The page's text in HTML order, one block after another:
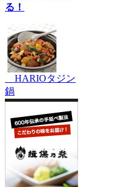
る！
HARIOタジン
鍋